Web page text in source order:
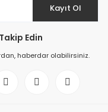
Kayıt Ol
Edin
haberdar olabilirsiniz.